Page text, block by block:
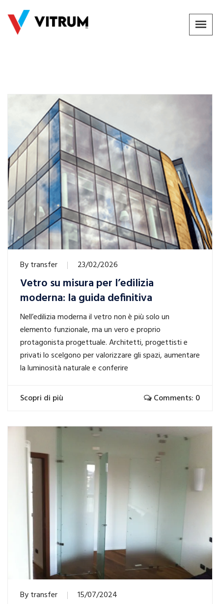
Bytransfer 23/02/2026
Vetro su misura per l’edilizia
moderna: la guida definitiva
Nell’edilizia moderna il vetro non è più solo un
elemento funzionale, ma un vero e proprio
protagonista progettuale. Architetti, progettisti e
privati lo scelgono per valorizzare gli spazi, aumentare
la luminosità naturale e conferire
Scopri di più Comments: 0
Bytransfer 15/07/2024